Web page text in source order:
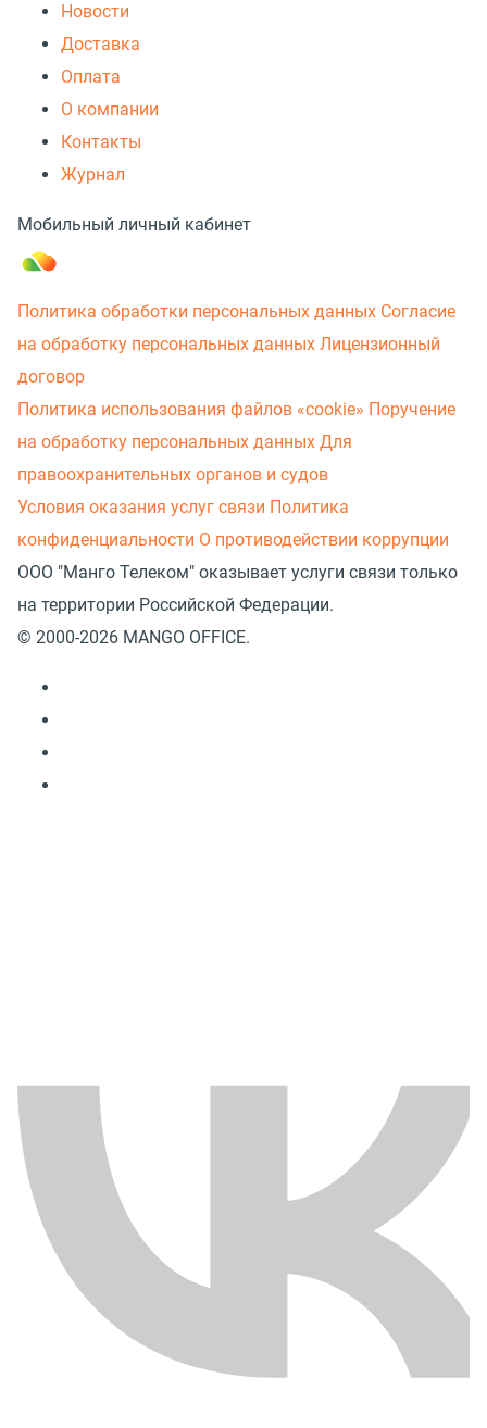
Новости
Доставка
Оплата
О компании
Контакты
Журнал
Мобильный личный кабинет
Политика обработки персональных данных Согласие
на обработку персональных данных Лицензионный
договор
Политика использования файлов «cookie» Поручение
на обработку персональных данных Для
правоохранительных органов и судов
Условия оказания услуг связи Политика
конфиденциальности О противодействии коррупции
ООО "Манго Телеком" оказывает услуги связи только
на территории Российской Федерации.
© 2000-2026 MANGO OFFICE.